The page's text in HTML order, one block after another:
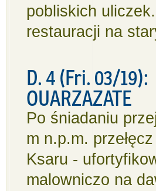
pobliskich
restauracji na
D. 4 (Fri. 03/
OUARZAZATE
Po śniadaniu
m n.p.m.
Ksaru -
malowniczo na